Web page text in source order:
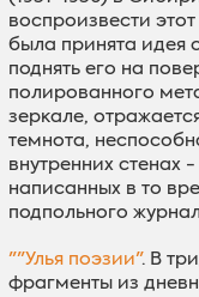
воспроизвести
была принята идея
поднять его на
полированного
зеркале,
темнота,
внутренних стенах
написанных в то
подпольного
""Улья поэзии". В
фрагменты из